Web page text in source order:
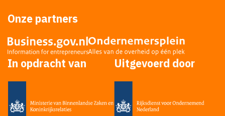
Onze partners
In opdracht van Uitgevoerd door